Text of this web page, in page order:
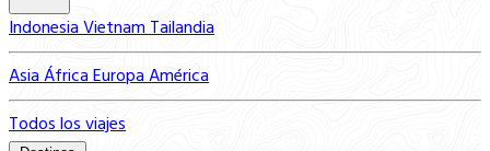
IndonesiaVietnamTailandia
AsiaÁfricaEuropaAmérica
Todos los viajes